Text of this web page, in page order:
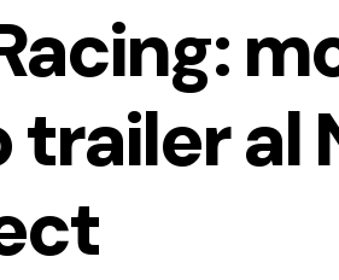
trailer al